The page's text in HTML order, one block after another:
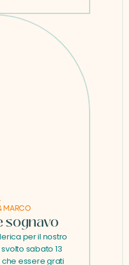
MARCO
sognavo
per il nostro
sabato 13
essere grati